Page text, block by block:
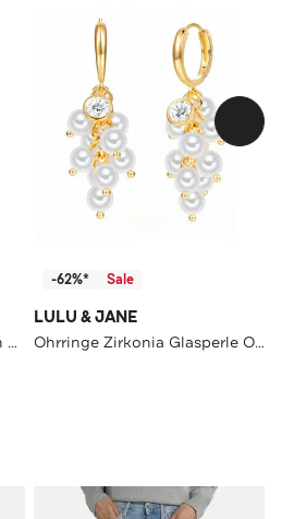
Ohrringe GeoCUBE® Fusion Precious Pearl Mix grau-silber
-62%* Sale
LULU & JANE
Ohrringe Zirkonia Glasperle OneColor